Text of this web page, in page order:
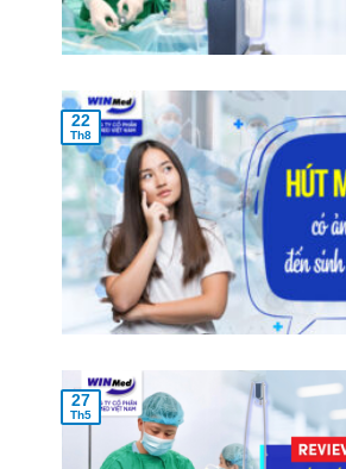
22
Th8
27
Th5